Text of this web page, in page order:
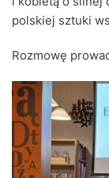
polskiej sztuki
Rozmowę